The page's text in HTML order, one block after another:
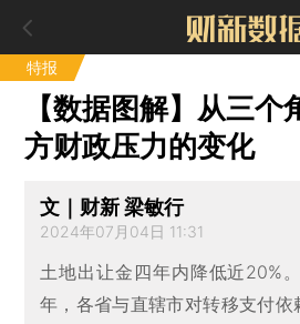
特报
【数据图解】从三
方财政压力的变化
文｜财新 梁敏行
2024年07月04日 11:31
土地出让金四年内降低近20%
年，各省与直辖市对转移支付依